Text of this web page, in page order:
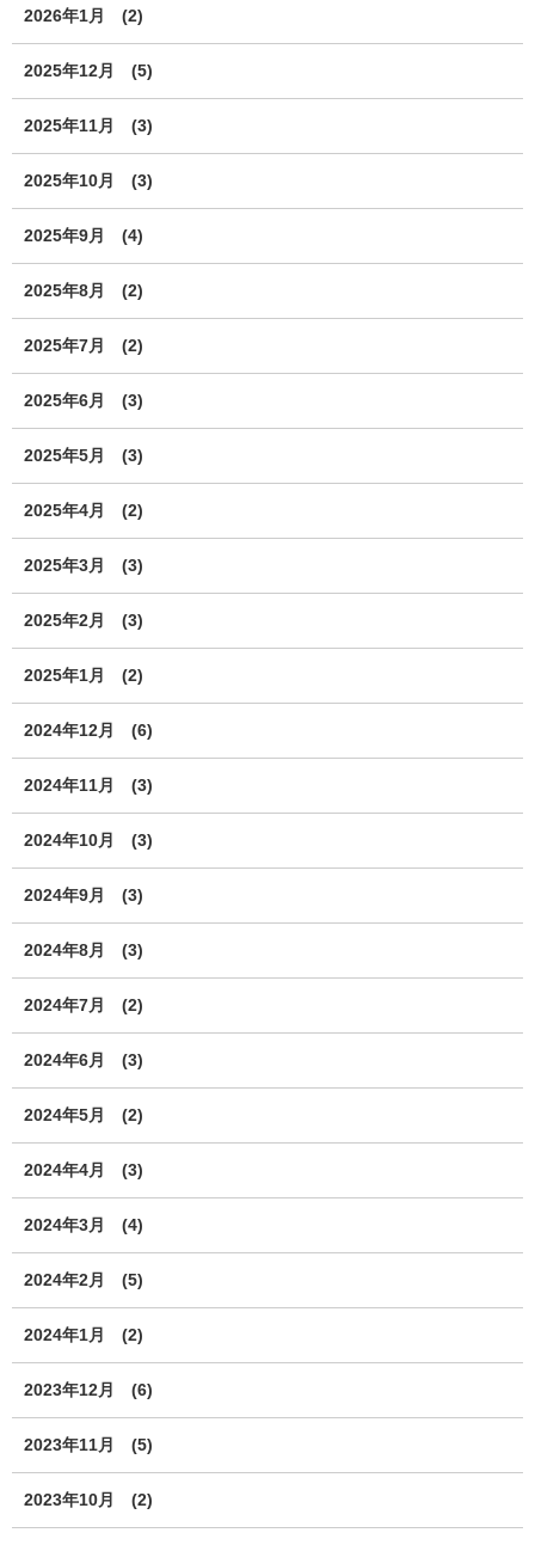
2026年1月 (2)
2025年12月 (5)
2025年11月 (3)
2025年10月 (3)
2025年9月 (4)
2025年8月 (2)
2025年7月 (2)
2025年6月 (3)
2025年5月 (3)
2025年4月 (2)
2025年3月 (3)
2025年2月 (3)
2025年1月 (2)
2024年12月 (6)
2024年11月 (3)
2024年10月 (3)
2024年9月 (3)
2024年8月 (3)
2024年7月 (2)
2024年6月 (3)
2024年5月 (2)
2024年4月 (3)
2024年3月 (4)
2024年2月 (5)
2024年1月 (2)
2023年12月 (6)
2023年11月 (5)
2023年10月 (2)